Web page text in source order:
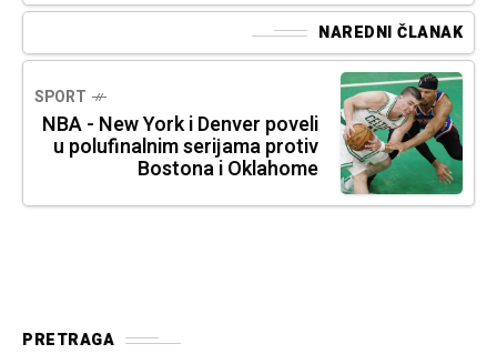
NAREDNI ČLANAK
SPORT
NBA - New York i Denver poveli
u polufinalnim serijama protiv
Bostona i Oklahome
PRETRAGA